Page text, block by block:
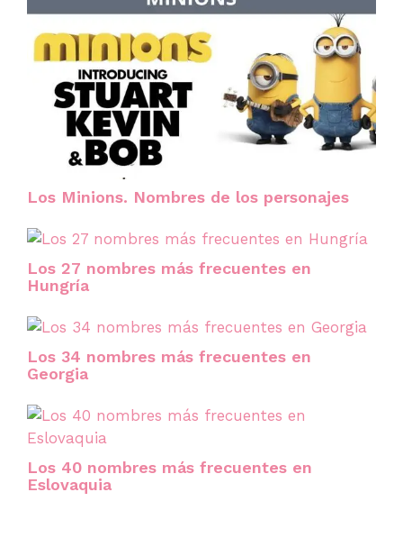
Los Minions. Nombres de los personajes
Los 27 nombres más frecuentes en
Hungría
Los 34 nombres más frecuentes en
Georgia
Los 40 nombres más frecuentes en
Eslovaquia